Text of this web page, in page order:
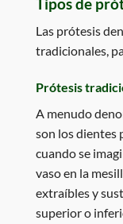
Las prótesis
tradicionales,
Prótesis
A menudo
son los dientes
cuando se
vaso en la
extraíbles y
superior o